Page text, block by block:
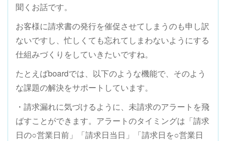
聞くお話です。
お客様に請求書の発行を催促させてしまうのも申し訳
ないですし、忙しくても忘れてしまわないようにする
仕組みづくりをしていきたいですね。
たとえばboardでは、以下のような機能で、そのよう
な課題の解決をサポートしています。
・請求漏れに気づけるように、未請求のアラートを飛
ばすことができます。アラートのタイミングは「請求
日の○営業日前」「請求日当日」「請求日を○営業日